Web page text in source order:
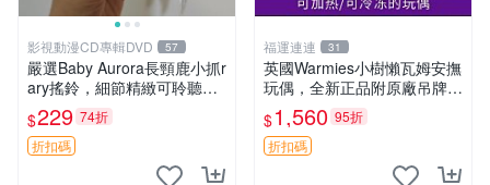
影視動漫CD專輯DVD 57
嚴選Baby Aurora長頸鹿小抓r
ary搖鈴，細節精緻可聆聽清
脆鈴音 軟萌可愛 定制紀念 金
屬搖鈴 新手媽咪推薦 長頸鹿
抓rary 搖鈴
$229 74折
折扣碼
福運連連 31
英國Warmies小樹懶瓦姆安撫
玩偶，全新正品附原廠吊牌與
防塵袋，內藏薰衣草可加熱，
適合各個年齡層，冷暖兩用享
受抱抱樂趣，不容錯過嚴選好
$1,560 95折
折扣碼